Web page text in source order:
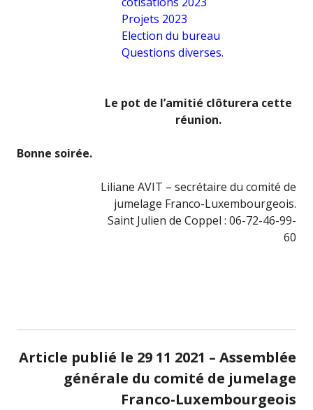
Projets 2023
Election du bureau
Questions diverses.
Le pot de l’amitié clôturera cette
réunion.
Bonne soirée.
Liliane AVIT – secrétaire du comité de
jumelage Franco-Luxembourgeois.
Saint Julien de Coppel : 06-72-46-99-
60
Article publié le 29 11 2021 – Assemblée
générale du comité de jumelage
Franco-Luxembourgeois